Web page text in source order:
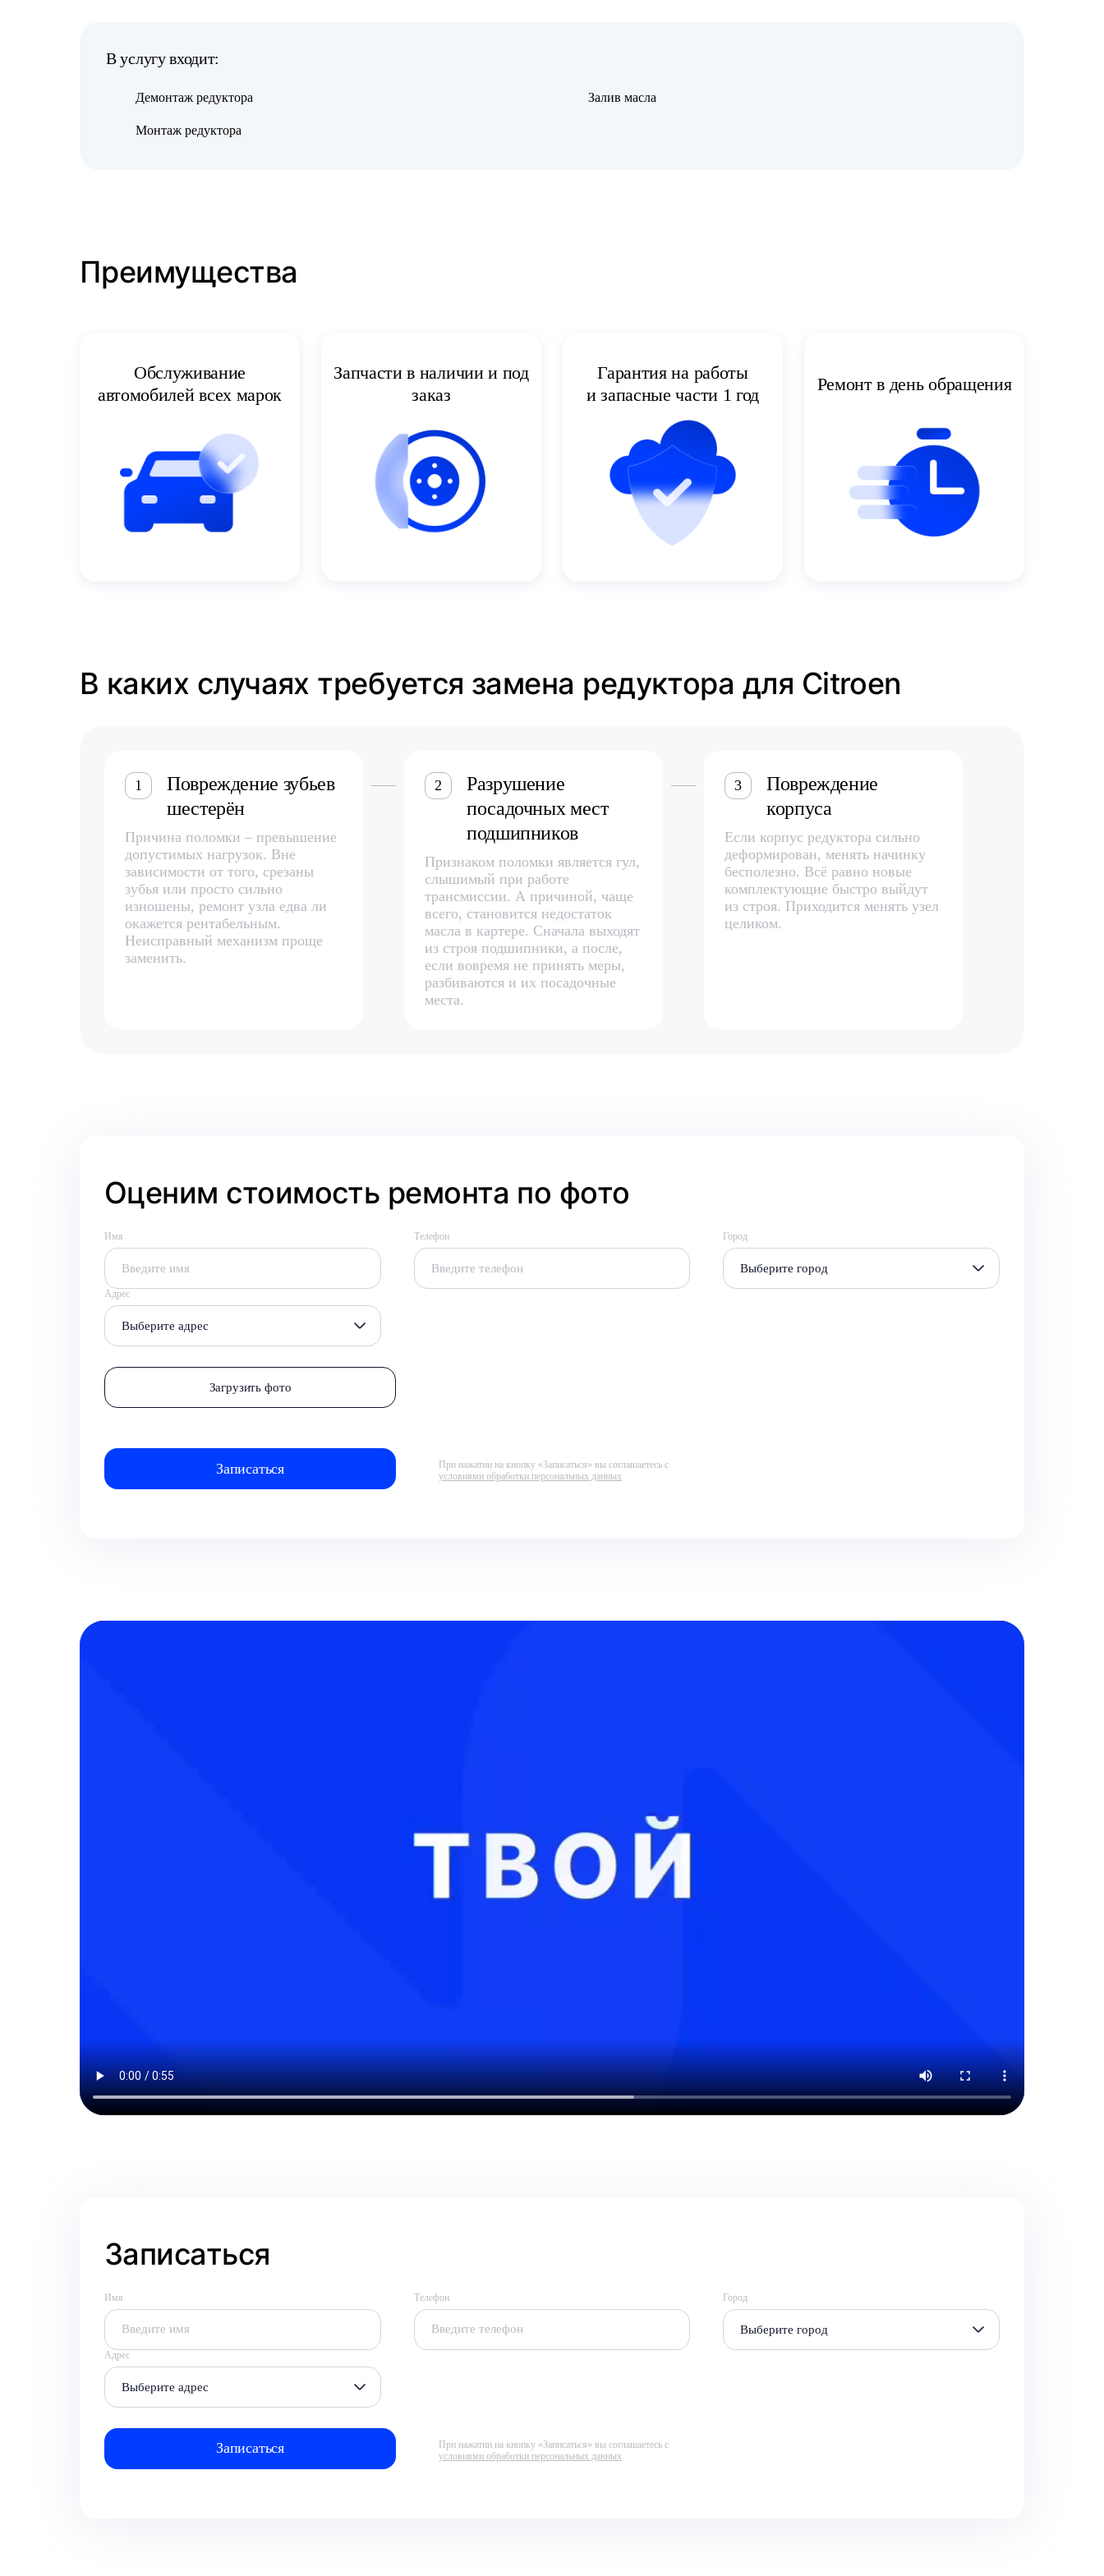
В услугу входит:
Демонтаж редуктора
Монтаж редуктора
Залив масла
Преимущества
Обслуживание
автомобилей всех марок
Запчасти в наличии и под
заказ
Гарантия на работы
и запасные части 1 год
Ремонт в день обращения
В каких случаях требуется замена редуктора для Citroen
1
Повреждение зубьев
шестерён
Причина поломки – превышение
допустимых нагрузок. Вне
зависимости от того, срезаны
зубья или просто сильно
изношены, ремонт узла едва ли
окажется рентабельным.
Неисправный механизм проще
заменить.
2
Разрушение
посадочных мест
подшипников
Признаком поломки является гул,
слышимый при работе
трансмиссии. А причиной, чаще
всего, становится недостаток
масла в картере. Сначала выходят
из строя подшипники, а после,
если вовремя не принять меры,
разбиваются и их посадочные
места.
3
Повреждение
корпуса
Если корпус редуктора сильно
деформирован, менять начинку
бесполезно. Всё равно новые
комплектующие быстро выйдут
из строя. Приходится менять узел
целиком.
Оценим стоимость ремонта по фото
Имя Телефон Город
Выберите город
Адрес
Выберите адрес
Загрузить фото
При нажатии на кнопку «Записаться» вы соглашаетесь с
условиями обработки персональных данных
Записаться
Имя Телефон Город
Выберите город
Адрес
Выберите адрес
При нажатии на кнопку «Записаться» вы соглашаетесь с
условиями обработки персональных данных